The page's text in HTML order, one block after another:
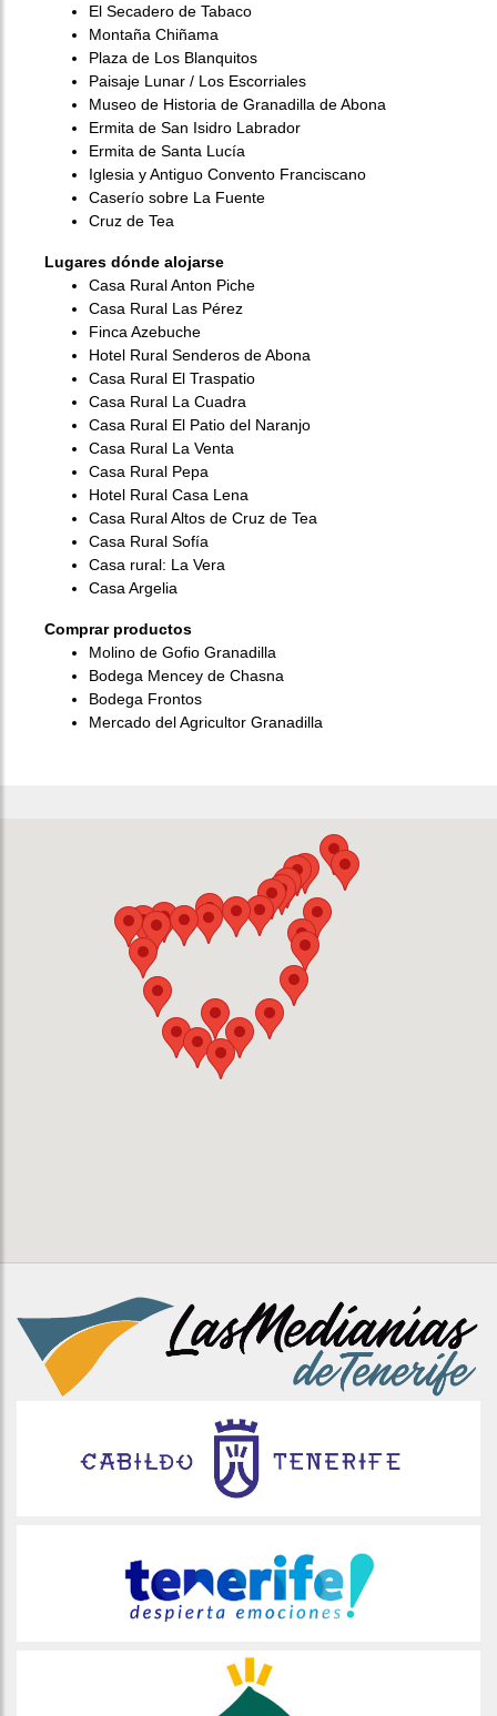
El Secadero de Tabaco
Montaña Chiñama
Plaza de Los Blanquitos
Paisaje Lunar / Los Escorriales
Museo de Historia de Granadilla de Abona
Ermita de San Isidro Labrador
Ermita de Santa Lucía
Iglesia y Antiguo Convento Franciscano
Caserío sobre La Fuente
Cruz de Tea
Lugares dónde alojarse
Casa Rural Anton Piche
Casa Rural Las Pérez
Finca Azebuche
Hotel Rural Senderos de Abona
Casa Rural El Traspatio
Casa Rural La Cuadra
Casa Rural El Patio del Naranjo
Casa Rural La Venta
Casa Rural Pepa
Hotel Rural Casa Lena
Casa Rural Altos de Cruz de Tea
Casa Rural Sofía
Casa rural: La Vera
Casa Argelia
Comprar productos
Molino de Gofio Granadilla
Bodega Mencey de Chasna
Bodega Frontos
Mercado del Agricultor Granadilla